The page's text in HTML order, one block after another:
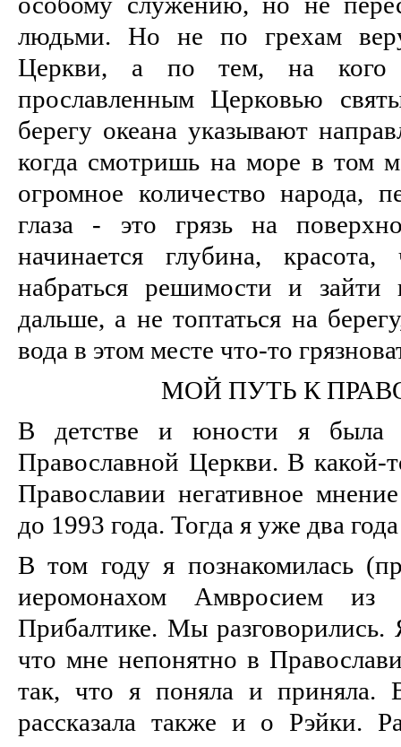
людьми. Но не по грехам
Церкви, а по тем, на кого
прославленным Церковью
берегу океана указывают
когда смотришь на море в том
огромное количество народа,
глаза - это грязь на
начинается глубина,
набраться решимости и зайти
дальше, а не топтаться на
вода в этом месте что-то
МОЙ ПУТЬ К
В детстве и юности я была
Православной Церкви. В какой-
Православии негативное
до 1993 года. Тогда я уже два
В том году я познакомилась
иеромонахом Амвросием из
Прибалтике. Мы разговорились.
что мне непонятно в
так, что я поняла и приняла.
рассказала также и о Рэйки.